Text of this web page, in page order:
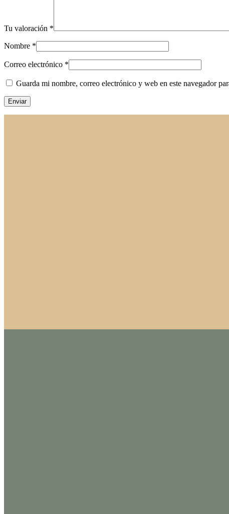
Tu valoración *
Nombre *
Correo electrónico *
Guarda mi nombre, correo electrónico y web en este navegador